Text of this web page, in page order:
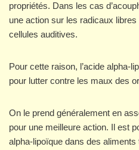
propriétés. Dans les cas
une action sur les radicaux
cellules auditives.
Pour cette raison, l’acide alpha-
pour lutter contre les maux des
On le prend généralement en
pour une meilleure action. Il est
alpha-lipoïque dans des